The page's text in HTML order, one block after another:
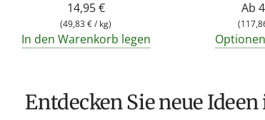
14,95 €
(49,83 €/ kg)
In den Warenkorb legen
Ab
(
Entdecken Sie neue